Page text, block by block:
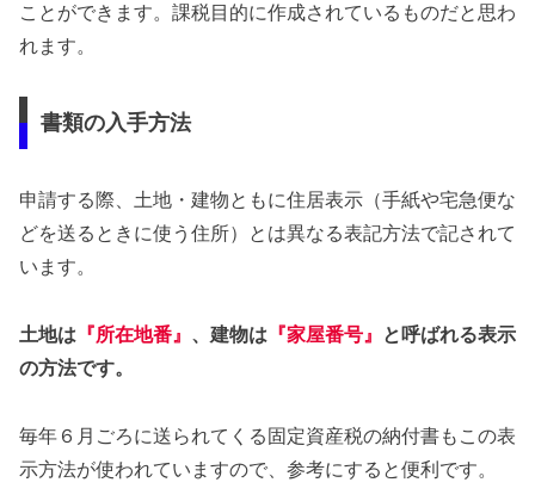
ことができます。課税目的に作成されているものだと思わ
れます。
書類の入手方法
申請する際、土地・建物ともに住居表示（手紙や宅急便な
どを送るときに使う住所）とは異なる表記方法で記されて
います。
土地は 『所在地番』 、建物は 『家屋番号』
と呼ばれる表示
の方法です。
毎年６月ごろに送られてくる固定資産税の納付書もこの表
示方法が使われていますので、参考にすると便利です。